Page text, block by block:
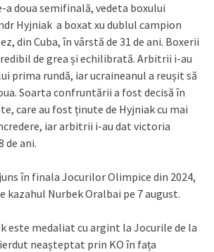
a doua semifinală, vedeta boxului
Hyjniak a boxat xu dublul campion
din Cuba, în vârstă de 31 de ani. Boxerii
de grea și echilibrată. Arbitrii i-au
prima rundă, iar ucraineanul a reușit să
Soarta confruntării a fost decisă în
care au fost ținute de Hyjniak cu mai
iar arbitrii i-au dat victoria
de ani.
în finala Jocurilor Olimpice din 2024,
kazahul Nurbek Oralbai pe 7 august.
este medaliat cu argint la Jocurile de la
neașteptat prin KO în fața